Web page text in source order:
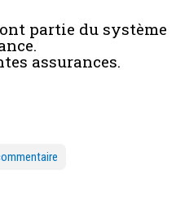
partie du système
assurances.